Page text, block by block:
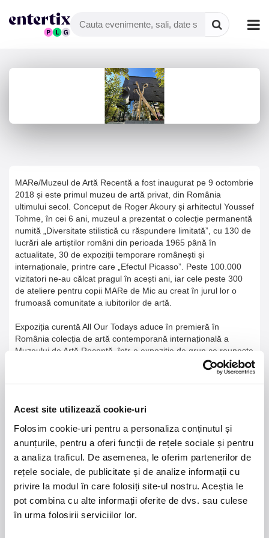
Acest site utilizează cookie-uri
Folosim cookie-uri pentru a personaliza conținutul și
anunțurile, pentru a oferi funcții de rețele sociale și pentru
a analiza traficul. De asemenea, le oferim partenerilor de
rețele sociale, de publicitate și de analize informații cu
privire la modul în care folosiți site-ul nostru. Aceștia le
pot combina cu alte informații oferite de dvs. sau culese
în urma folosirii serviciilor lor.
MARe/Muzeul de Artă Recentă a fost inaugurat pe 9 octombrie
2018 și este primul muzeu de artă privat, din România
ultimului secol. Conceput de Roger Akoury și arhitectul Youssef
Tohme, în cei 6 ani, muzeul a prezentat o colecție permanentă
numită „Diversitate stilistică cu răspundere limitată”, cu 130 de
lucrări ale artiștilor români din perioada 1965 până în
actualitate, 30 de expoziții temporare românești și
internaționale, printre care „Efectul Picasso”. Peste 100.000
vizitatori ne-au călcat pragul în acești ani, iar cele peste 300
de ateliere pentru copii MARe de Mic au creat în jurul lor o
frumoasă comunitate a iubitorilor de artă.
Expoziția curentă All Our Todays aduce în premieră în
România colecția de artă contemporană internațională a
Muzeului de Artă Recentă, într-o expoziție de grup ce reunește
artiști de renume care au modelat înțelegerea noastră asupra
Chirico, Lucio Fontana, Antony Gormley, Bridget Riley și alții,
MOMA sau Pompidou, sunt acum prezenți în expoziția All Our
Todays.
All Our Todays înseamnă peste 60 de lucrări internaționale din
colecția de artă contemporană a muzeului ce sunt prezentate
Șerban.